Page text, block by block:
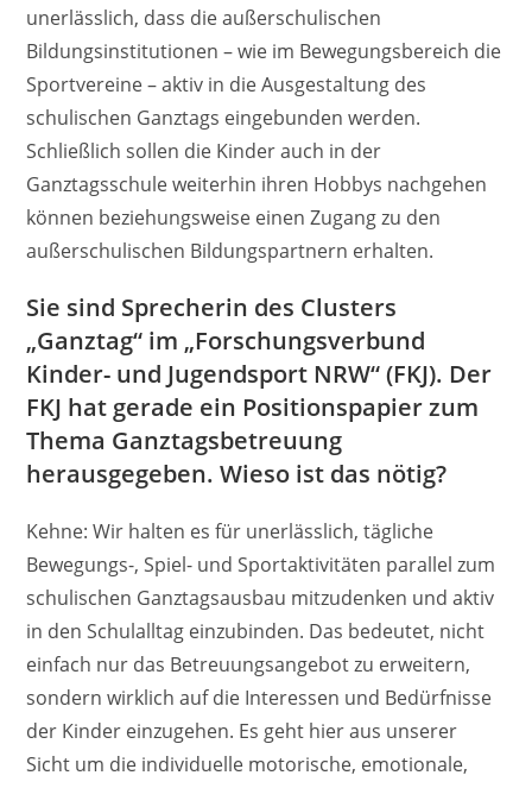
unerlässlich, dass die außerschulischen
Bildungsinstitutionen – wie im Bewegungsbereich die
Sportvereine – aktiv in die Ausgestaltung des
schulischen Ganztags eingebunden werden.
Schließlich sollen die Kinder auch in der
Ganztagsschule weiterhin ihren Hobbys nachgehen
können beziehungsweise einen Zugang zu den
außerschulischen Bildungspartnern erhalten.
Sie sind Sprecherin des Clusters
„Ganztag“ im „Forschungsverbund
Kinder- und Jugendsport NRW“ (FKJ). Der
FKJ hat gerade ein Positionspapier zum
Thema Ganztagsbetreuung
herausgegeben. Wieso ist das nötig?
Kehne: Wir halten es für unerlässlich, tägliche
Bewegungs-, Spiel- und Sportaktivitäten parallel zum
schulischen Ganztagsausbau mitzudenken und aktiv
in den Schulalltag einzubinden. Das bedeutet, nicht
einfach nur das Betreuungsangebot zu erweitern,
sondern wirklich auf die Interessen und Bedürfnisse
der Kinder einzugehen. Es geht hier aus unserer
Sicht um die individuelle motorische, emotionale,